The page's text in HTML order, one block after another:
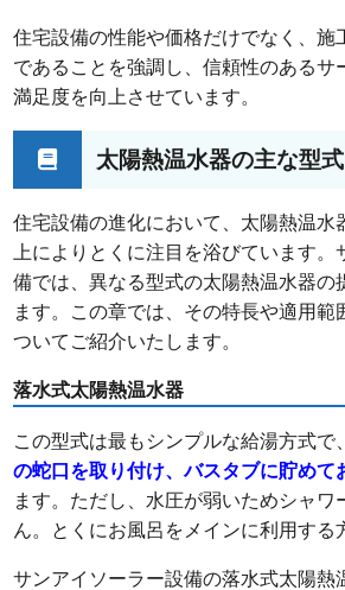
住宅設備の性能や価格だけでなく、施
であることを強調し、信頼性のあるサ
満足度を向上させています。
太陽熱温水器の主な型
住宅設備の進化において、太陽熱温水
上によりとくに注目を浴びています
備では、異なる型式の太陽熱温水器の
ます。この章では、その特長や適用範
ついてご紹介いたします。
落水式太陽熱温水器
この型式は最もシンプルな給湯方式で、
の蛇口を取り付け、バスタブに貯めて
ます。ただし、水圧が弱いためシャワ
ん。とくにお風呂をメインに利用する
サンアイソーラー設備の落水式太陽熱